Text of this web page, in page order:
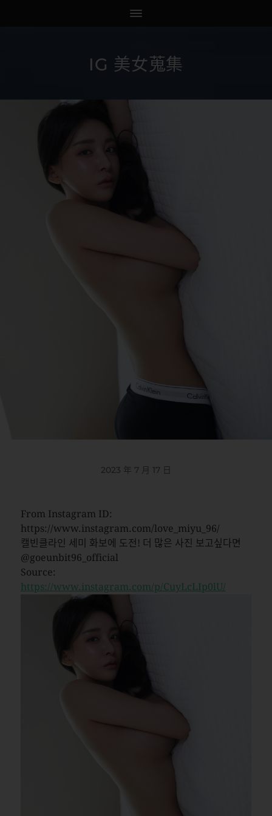
IG 美女蒐集
2023 年 7 月 17 日
From Instagram ID:
https://www.instagram.com/love_miyu_96/
캘빈클라인 세미 화보에 도전! 더 많은 사진 보고싶다면
@goeunbit96_official
Source:
https://www.instagram.com/p/CuyLcLIp0lU/